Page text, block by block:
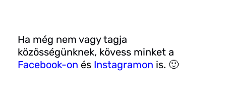
Ha még nem vagy tagja
közösségünknek, kövess minket a
Facebook-on és Instagramon is. 🙂